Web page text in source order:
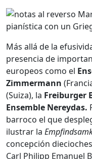
Más allá de la
presencia de
europeos como el
Zimmermann
(Suiza), la Freiburger
Ensemble Nereydas.
barroco el que
ilustrar la
concepción
Carl Philipp Emanuel